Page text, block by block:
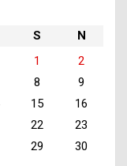
S
N
1
2
8
9
15
16
22
23
29
30